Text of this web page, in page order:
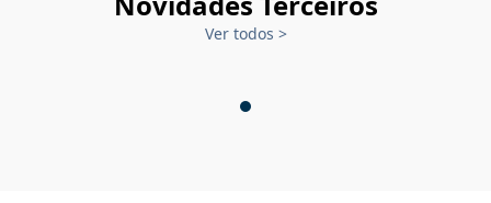
Ver todos >